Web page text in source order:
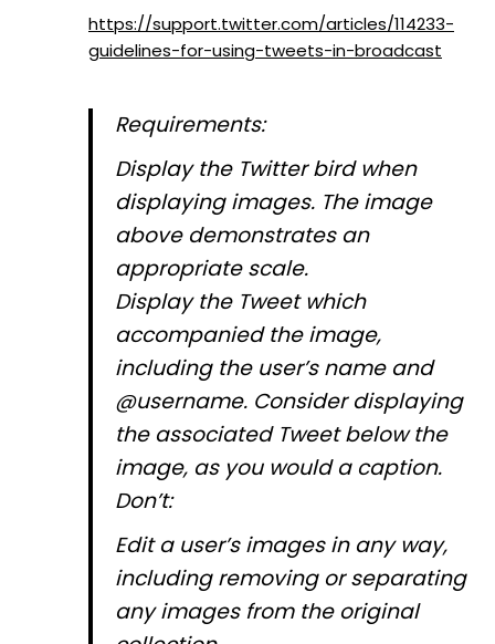
https://support.twitter.com/articles/114233-
guidelines-for-using-tweets-in-broadcast
Requirements:
Display the Twitter bird when
displaying images. The image
above demonstrates an
appropriate scale.
Display the Tweet which
accompanied the image,
including the user’s name and
@username. Consider displaying
the associated Tweet below the
image, as you would a caption.
Don’t:
Edit a user’s images in any way,
including removing or separating
any images from the original